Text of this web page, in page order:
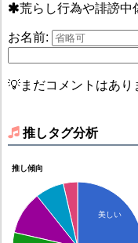
荒らし行為や誹謗中
お名前:
💡まだコメントはあり
推しタグ分析
推し傾向
美しい